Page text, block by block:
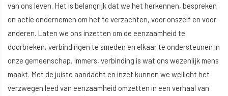
van ons leven. Het is belangrijk dat we het herkennen, bespreken
en actie ondernemen om het te verzachten, voor onszelf en voor
anderen. Laten we ons inzetten om de eenzaamheid te
doorbreken, verbindingen te smeden en elkaar te ondersteunen in
onze gemeenschap. Immers, verbinding is wat ons wezenlijk mens
maakt. Met de juiste aandacht en inzet kunnen we wellicht het
verzwegen leed van eenzaamheid omzetten in een verhaal van